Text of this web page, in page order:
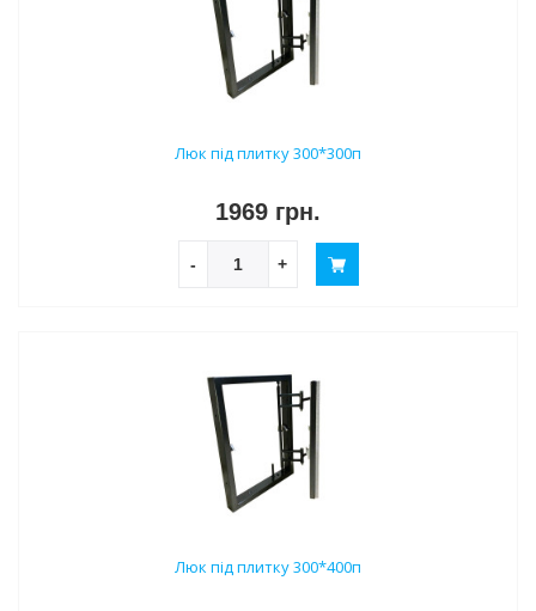
Люк під плитку 300*300п
1969 грн.
- +
Люк під плитку 300*400п